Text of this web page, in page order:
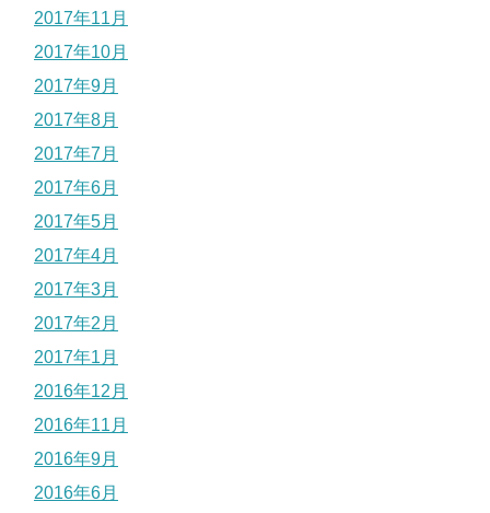
2017年11月
2017年10月
2017年9月
2017年8月
2017年7月
2017年6月
2017年5月
2017年4月
2017年3月
2017年2月
2017年1月
2016年12月
2016年11月
2016年9月
2016年6月